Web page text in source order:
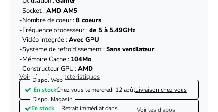
Socket :AMD AM5
Nombre de coeur :8 coeurs
Fréquence processeur :de 5 à 5,49GHz
Vidéo intégrée :Avec GPU
Systéme de refroidissement :Sans ventilateur
Mémoire Cache : 104Mo
Constructeur GPU :AMD
Voir plus de caractéristiques
Dispo. Web
En stockChez vous le mercredi 12 aoûtLivraison chez vous
Dispo. Magasin
En stock
Retrait immédiat dans
Voir les dispos